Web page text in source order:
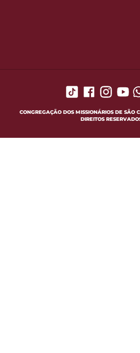
CONGREGAÇÃO DOS MISSIONÁRIOS DE SÃO
DIREITOS